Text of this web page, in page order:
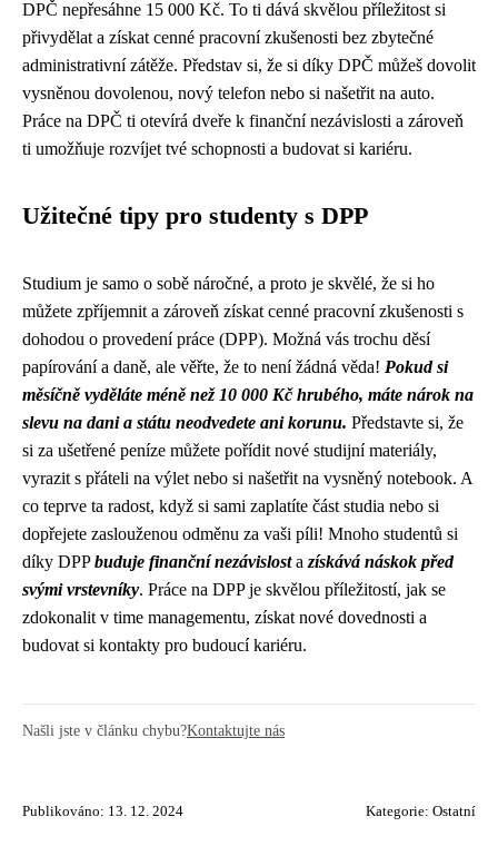
DPČ nepřesáhne 15 000 Kč. To ti dává skvělou příležitost si
přivydělat a získat cenné pracovní zkušenosti bez zbytečné
administrativní zátěže. Představ si, že si díky DPČ můžeš dovolit
vysněnou dovolenou, nový telefon nebo si našetřit na auto.
Práce na DPČ ti otevírá dveře k finanční nezávislosti a zároveň
ti umožňuje rozvíjet tvé schopnosti a budovat si kariéru.
Užitečné tipy pro studenty s DPP
Studium je samo o sobě náročné, a proto je skvělé, že si ho
můžete zpříjemnit a zároveň získat cenné pracovní zkušenosti s
dohodou o provedení práce (DPP). Možná vás trochu děsí
papírování a daně, ale věřte, že to není žádná věda! Pokud si
měsíčně vyděláte méně než 10 000 Kč hrubého, máte nárok na
slevu na dani a státu neodvedete ani korunu. Představte si, že
si za ušetřené peníze můžete pořídit nové studijní materiály,
vyrazit s přáteli na výlet nebo si našetřit na vysněný notebook. A
co teprve ta radost, když si sami zaplatíte část studia nebo si
dopřejete zaslouženou odměnu za vaši píli! Mnoho studentů si
díky DPPbuduje finanční nezávislosta získává náskok před
svými vrstevníky. Práce na DPP je skvělou příležitostí, jak se
zdokonalit v time managementu, získat nové dovednosti a
budovat si kontakty pro budoucí kariéru.
Našli jste v článku chybu?Kontaktujte nás
Publikováno: 13. 12. 2024 Kategorie: Ostatní